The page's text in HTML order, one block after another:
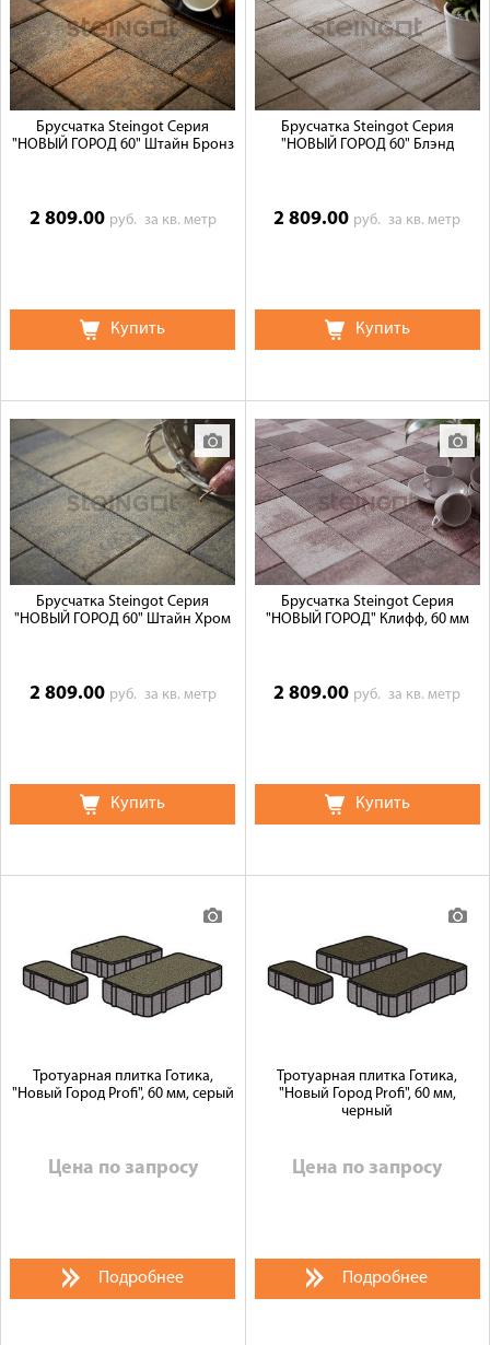
Брусчатка Steingot Серия
"НОВЫЙ ГОРОД 60" Штайн Бронз
2 809.00 руб. за кв. метр
Купить
Брусчатка Steingot Серия
"НОВЫЙ ГОРОД 60" Блэнд
2 809.00 руб.за кв. метр
Купить
Брусчатка Steingot Серия
"НОВЫЙ ГОРОД 60" Штайн Хром
2 809.00 руб. за кв. метр
Купить
Брусчатка Steingot Серия
"НОВЫЙ ГОРОД" Клифф, 60 мм
2 809.00 руб.за кв. метр
Купить
Тротуарная плитка Готика,
"Новый Город Profi", 60 мм, серый
Цена по запросу
Подробнее
Тротуарная плитка Готика,
"Новый Город Profi", 60 мм,
черный
Цена по запросу
Подробнее